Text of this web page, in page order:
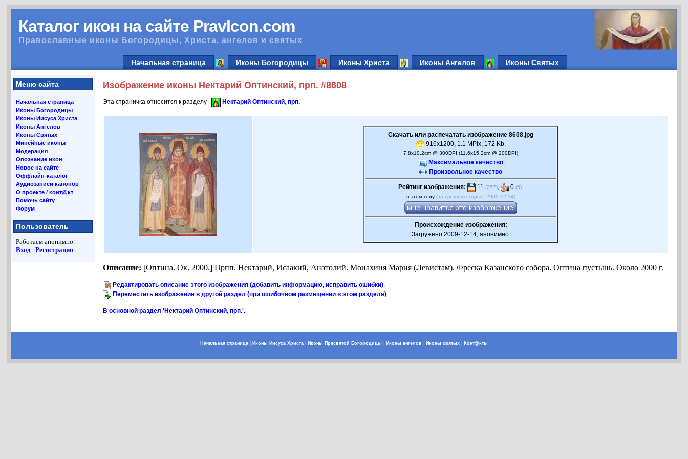
Каталог икон на сайте PravIcon.com
Православные иконы Богородицы, Христа, ангелов и святых
Начальная страница Иконы Богородицы Иконы Христа Иконы Ангелов Иконы Святых
Меню сайта
Начальная страница
Иконы Богородицы
Иконы Иисуса Христа
Иконы Ангелов
Иконы Святых
Минейные иконы
Модерация
Опознание икон
Новое на сайте
Оффлайн-каталог
Аудиозаписи канонов
О проекте / конт@кт
Помочь сайту
Форум
Пользователь
Работаем анонимно.
Вход |Регистрация
Изображение иконы Нектарий Оптинский, прп. #8608
Эта страничка относится к разделу Нектарий Оптинский, прп.
Скачать или распечатать изображение 8608.jpg
916x1200, 1.1 MPix, 172 Kb.
7.8x10.2cm @ 300DPI (11.6x15.2cm @ 200DPI)
Максимальное качество
Произвольное качество
Рейтинг изображения: 11(257), 0(5).
в этом году (за прошлые годы с 2009-12-14)
Происхождение изображения:
Загружено 2009-12-14, анонимно.
Описание: [Оптина. Ок. 2000.] Прпп. Нектарий, Исаакий, Анатолий. Монахиня Мария (Левистам). Фреска Казанского собора. Оптина пустынь. Около 2000 г.
Редактировать описание этого изображения (добавить информацию, исправить ошибки).
Переместить изображение в другой раздел (при ошибочном размещении в этом разделе).
В основной раздел 'Нектарий Оптинский, прп.'.
Начальная страница Иконы Иисуса Христа Иконы Пресвятой Богородицы Иконы ангелов Иконы святых Конт@кты